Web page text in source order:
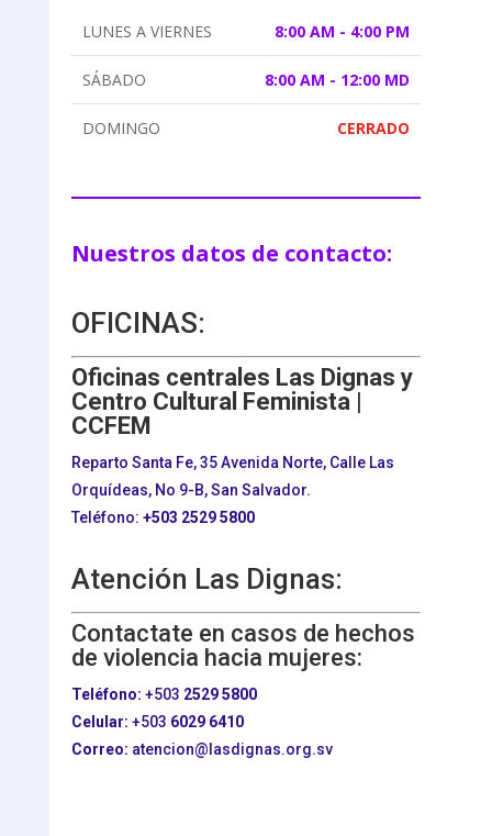
LUNES A VIERNES 8:00 AM - 4:00 PM
SÁBADO 8:00 AM - 12:00 MD
DOMINGO CERRADO
Nuestros datos de contacto:
OFICINAS:
Oficinas centrales Las Dignas y
Centro Cultural Feminista |
CCFEM
Reparto Santa Fe, 35 Avenida Norte, Calle Las
Orquídeas, No 9-B, San Salvador.
Teléfono: +503 2529 5800
Atención Las Dignas:
Contactate en casos de hechos
de violencia hacia mujeres:
Teléfono: +503 2529 5800
Celular: +503 6029 6410
Correo: atencion@lasdignas.org.sv